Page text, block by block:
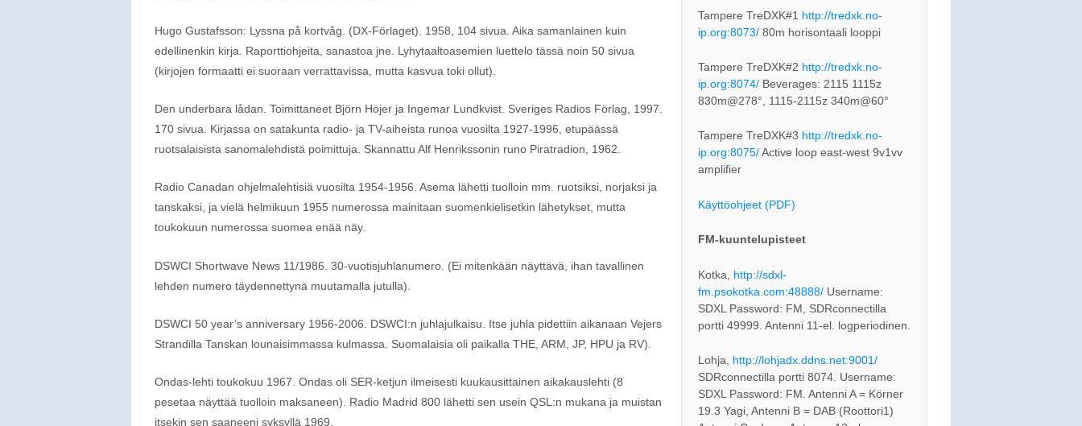
Hugo Gustafsson: Lyssna på kortvåg. (DX-Förlaget). 1958, 104 sivua. Aika samanlainen kuin
edellinenkin kirja. Raporttiohjeita, sanastoa jne. Lyhytaaltoasemien luettelo tässä noin 50 sivua
(kirjojen formaatti ei suoraan verrattavissa, mutta kasvua toki ollut).
Den underbara lådan. Toimittaneet Björn Höjer ja Ingemar Lundkvist. Sveriges Radios Förlag, 1997.
170 sivua. Kirjassa on satakunta radio- ja TV-aiheista runoa vuosilta 1927-1996, etupäässä
ruotsalaisista sanomalehdistä poimittuja. Skannattu Alf Henrikssonin runo Piratradion, 1962.
Radio Canadan ohjelmalehtisiä vuosilta 1954-1956. Asema lähetti tuolloin mm. ruotsiksi, norjaksi ja
tanskaksi, ja vielä helmikuun 1955 numerossa mainitaan suomenkielisetkin lähetykset, mutta
toukokuun numerossa suomea enää näy.
DSWCI Shortwave News 11/1986. 30-vuotisjuhlanumero. (Ei mitenkään näyttävä, ihan tavallinen
lehden numero täydennettynä muutamalla jutulla).
DSWCI 50 year’s anniversary 1956-2006. DSWCI:n juhlajulkaisu. Itse juhla pidettiin aikanaan Vejers
Strandilla Tanskan lounaisimmassa kulmassa. Suomalaisia oli paikalla THE, ARM, JP, HPU ja RV).
Ondas-lehti toukokuu 1967. Ondas oli SER-ketjun ilmeisesti kuukausittainen aikakauslehti (8
pesetaa näyttää tuolloin maksaneen). Radio Madrid 800 lähetti sen usein QSL:n mukana ja muistan
itsekin sen saaneeni syksyllä 1969.
Tampere TreDXK#1 http://tredxk.no-
ip.org:8073/80m horisontaali looppi
Tampere TreDXK#2 http://tredxk.no-
ip.org:8074/Beverages: 2115 1115z
830m@278°, 1115-2115z 340m@60°
Tampere TreDXK#3 http://tredxk.no-
ip.org:8075/Active loop east-west 9v1vv
amplifier
Käyttöohjeet (PDF)
FM-kuuntelupisteet
Kotka, http://sdxl-
fm.psokotka.com:48888/Username:
SDXL Password: FM, SDRconnectilla
portti 49999. Antenni 11-el. logperiodinen.
Lohja, http://lohjadx.ddns.net:9001/
SDRconnectilla portti 8074. Username:
SDXL Password: FM. Antenni A = Körner
19.3 Yagi, Antenni B = DAB (Roottori1)